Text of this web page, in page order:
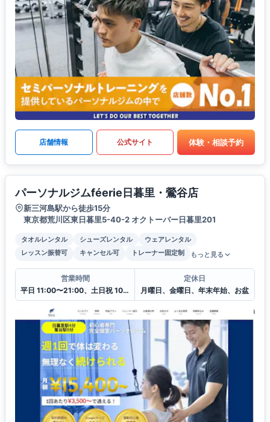
店舗情報 公式サイト 体験・相談予約
パーソナルジムféerie日暮里・鶯谷店
新三河島駅から徒歩15分
東京都荒川区東日暮里5-40-2 オクトーバー日暮里201
タオルレンタル シューズレンタル
ウェアレンタル
レッスン振替可
キャンセル可 トレーナー固定制 もっと見る
営業時間
平日 11:00〜21:00、土日祝 10:00〜20:00
定休日
月曜日、金曜日、年末年始、お盆